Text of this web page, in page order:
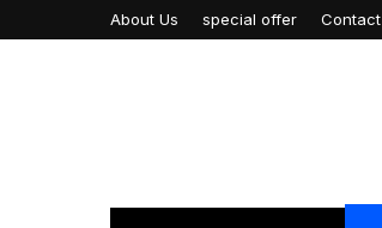
About Us special offer Contact